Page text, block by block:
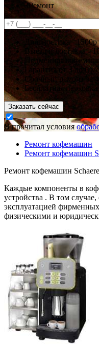
3Ремонт
Диагностика - 1500р
Выезд и доставка -
Подменная
Гарантия
от 3 до 6
Срочный ремонт за
Бесплатная
Заказать сейчас
Я прочитал условия
Ремонт кофемашин
Ремонт кофемашин
Ремонт кофемашин
Каждые компоненты в
устройства . В том
эксплуатацией
физическими и